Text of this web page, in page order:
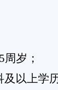
岁；
及以上学